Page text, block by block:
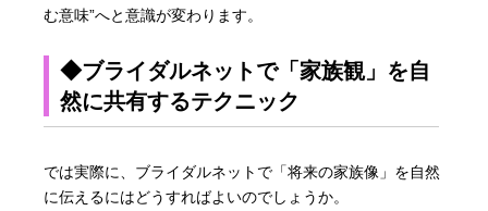
む意味”へと意識が変わります。
◆ブライダルネットで「家族観」を自
然に共有するテクニック
では実際に、ブライダルネットで「将来の家族像」を自然
に伝えるにはどうすればよいのでしょうか。